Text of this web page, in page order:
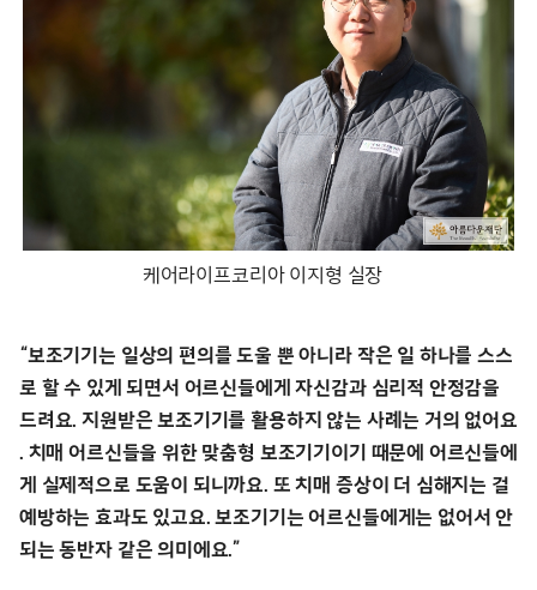
케어라이프코리아 이지형 실장
“보조기기는 일상의 편의를 도울 뿐 아니라 작은 일 하나를 스스
로 할 수 있게 되면서 어르신들에게 자신감과 심리적 안정감을
드려요. 지원받은 보조기기를 활용하지 않는 사례는 거의 없어요
. 치매 어르신들을 위한 맞춤형 보조기기이기 때문에 어르신들에
게 실제적으로 도움이 되니까요. 또 치매 증상이 더 심해지는 걸
예방하는 효과도 있고요. 보조기기는 어르신들에게는 없어서 안
되는 동반자 같은 의미에요.”